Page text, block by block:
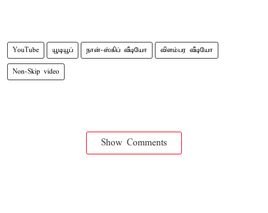
YouTube யூடியூப் நான்-ஸ்கிப் வீடியோ விளம்பர வீடியோ
Non-Skip video
Show Comments